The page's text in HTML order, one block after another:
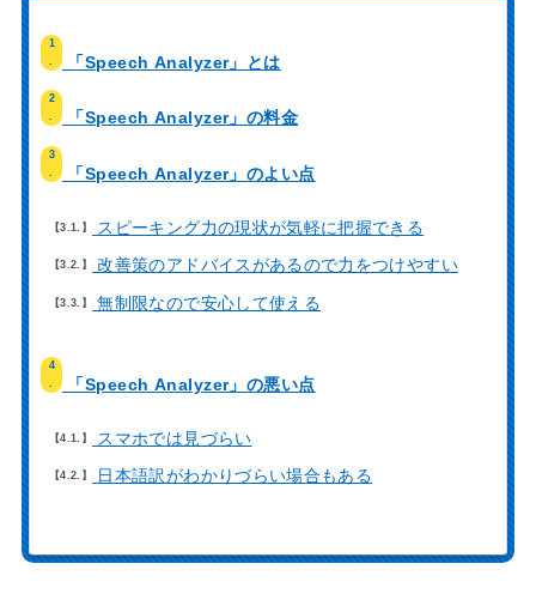
1
「Speech Analyzer」とは
2
.
「Speech Analyzer」の料金
3
「Speech Analyzer」のよい点
3.1. スピーキング力の現状が気軽に把握できる
3.2. 改善策のアドバイスがあるので力をつけやすい
3.3. 無制限なので安心して使える
4
「Speech Analyzer」の悪い点
4.1. スマホでは見づらい
4.2. 日本語訳がわかりづらい場合もある